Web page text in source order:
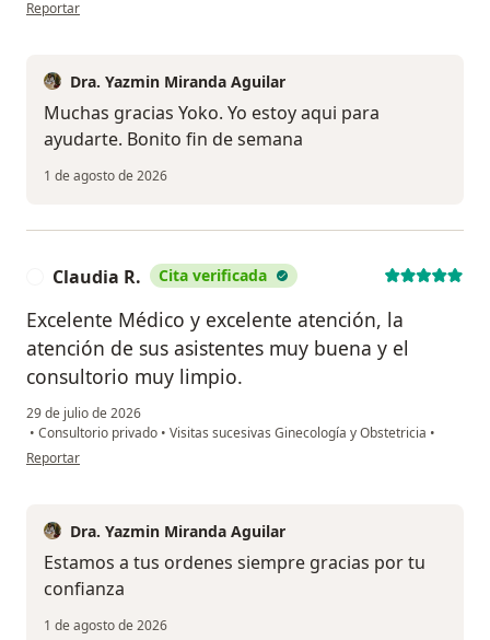
Reportar
Dra. Yazmin Miranda Aguilar
Muchas gracias Yoko. Yo estoy aqui para
ayudarte. Bonito fin de semana
1 de agosto de 2026
Claudia R. Cita verificada
Excelente Médico y excelente atención, la
atención de sus asistentes muy buena y el
consultorio muy limpio.
29 de julio de 2026
• Consultorio privado • Visitas sucesivas Ginecología y Obstetricia •
en opinión del usuario Claudia R.
Reportar
Dra. Yazmin Miranda Aguilar
Estamos a tus ordenes siempre gracias por tu
confianza
1 de agosto de 2026